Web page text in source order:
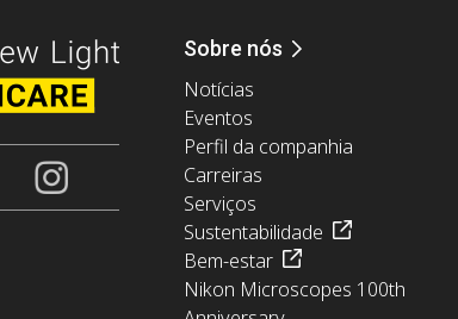
Sobre nós
Notícias
Eventos
Perfil da companhia
Carreiras
Serviços
Sustentabilidade
Bem-estar
Nikon Microscopes 100th